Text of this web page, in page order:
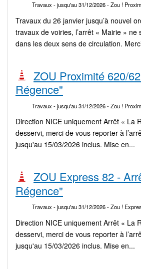
Travaux - jusqu'au 31/12/2026- Zou !
Travaux du 26 janvier jusqu’à nouvel
travaux de voiries, l’arrêt « Mairie » ne
dans les deux sens de circulation.
ZOU Proximité 620/
Régence"
Travaux - jusqu'au 31/12/2026- Zou !
Direction NICE uniquement Arrêt « La
desservi, merci de vous reporter à
jusqu'au 15/03/2026 inclus. Mise en...
ZOU Express 82 -
Régence"
Travaux - jusqu'au 31/12/2026- Zou !
Direction NICE uniquement Arrêt « La
desservi, merci de vous reporter à
jusqu'au 15/03/2026 inclus. Mise en...